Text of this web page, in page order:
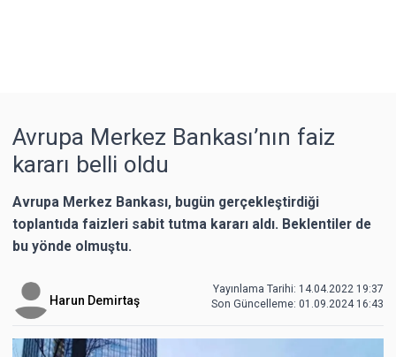
Avrupa Merkez Bankası’nın faiz
kararı belli oldu
Avrupa Merkez Bankası, bugün gerçekleştirdiği
toplantıda faizleri sabit tutma kararı aldı. Beklentiler de
bu yönde olmuştu.
Harun Demirtaş
Yayınlama Tarihi: 14.04.2022 19:37
Son Güncelleme: 01.09.2024 16:43